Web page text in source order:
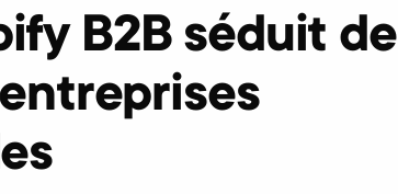
B2B séduit de